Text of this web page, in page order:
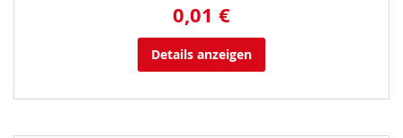
0,01 €
Details anzeigen